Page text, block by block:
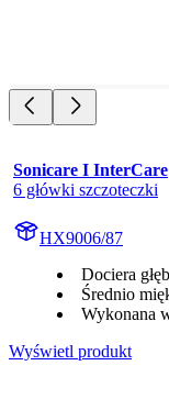
Sonicare I InterCare
6 główki szczoteczki
HX9006/87
Dociera
Średnio
Wykonana
Wyświetl produkt